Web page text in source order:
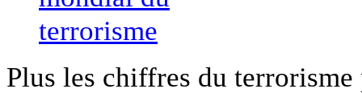
Plus les chiffres du